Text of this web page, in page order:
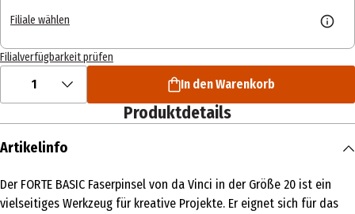
Filiale wählen
Filialverfügbarkeit prüfen
1 In den Warenkorb
Produktdetails
Artikelinfo
Der FORTE BASIC Faserpinsel von da Vinci in der Größe 20 ist ein
vielseitiges Werkzeug für kreative Projekte. Er eignet sich für das